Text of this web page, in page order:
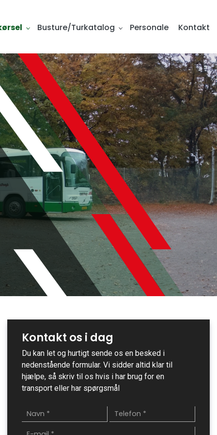
Busture/Turkatalog Personale Kontakt
Kontakt os i dag
Du kan let og hurtigt sende os en besked i
nedenstående formular. Vi sidder altid klar til
hjælpe, så skriv til os hvis i har brug for en
transport eller har spørgsmål